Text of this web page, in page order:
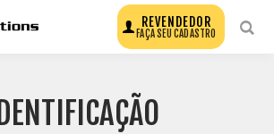
REVENDEDOR
FAÇA SEU CADASTRO
IDENTIFICAÇÃO